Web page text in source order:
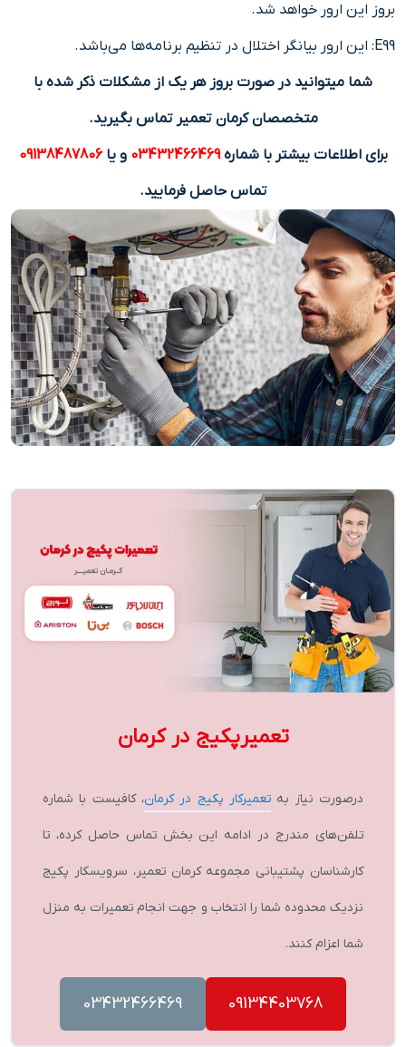
بروز این ارور خواهد شد.
E99: این ارور بیانگر اختلال در تنظیم برنامه‌ها می‌باشد.
شما میتوانید در صورت بروز هر یک از مشکلات ذکر شده با
متخصصان کرمان تعمیر تماس بگیرید.
برای اطلاعات بیشتر با شماره03432466469 و یا09138487806
تماس حاصل فرمایید.
تعمیرپکیج در کرمان
درصورت نیاز به تعمیرکار پکیج در کرمان، کافیست با شماره
تلفن‌های مندرج در ادامه این بخش تماس حاصل کرده، تا
کارشناسان پشتیبانی مجموعه کرمان تعمیر، سرویسکار پکیج
نزدیک محدوده شما را انتخاب و جهت انجام تعمیرات به منزل
شما اعزام کنند.
09134403768
03432466469